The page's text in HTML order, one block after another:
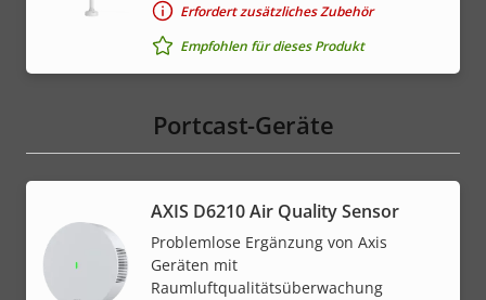
Erfordert zusätzliches Zubehör
Empfohlen für dieses Produkt
Portcast-Geräte
AXIS D6210 Air Quality Sensor
Problemlose Ergänzung von Axis
Geräten mit
Raumluftqualitätsüberwachung